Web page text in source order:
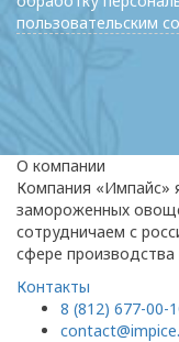
пользовательским
О компании
Компания «Импайс»
замороженных
сотрудничаем с
сфере производства
Контакты
8 (812) 677-00-